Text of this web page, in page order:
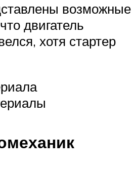
возможные
двигатель
хотя стартер